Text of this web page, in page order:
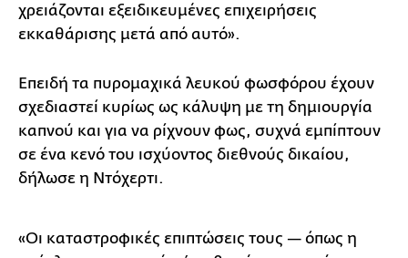
χρειάζονται εξειδικευμένες επιχειρήσεις
εκκαθάρισης μετά από αυτό».
Επειδή τα πυρομαχικά λευκού φωσφόρου έχουν
σχεδιαστεί κυρίως ως κάλυψη με τη δημιουργία
καπνού και για να ρίχνουν φως, συχνά εμπίπτουν
σε ένα κενό του ισχύοντος διεθνούς δικαίου,
δήλωσε η Ντόχερτι.
«Οι καταστροφικές επιπτώσεις τους — όπως η